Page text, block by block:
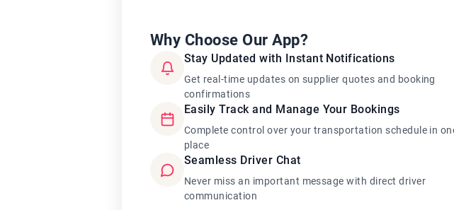
Why Choose Our App?
Stay Updated with Instant Notifications
Get real-time updates on supplier quotes and booking
confirmations
Easily Track and Manage Your Bookings
Complete control over your transportation schedule in
place
Seamless Driver Chat
Never miss an important message with direct driver
communication